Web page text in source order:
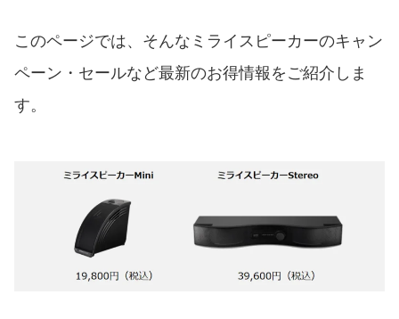
このページでは、そんなミライスピーカーのキャン
ペーン・セールなど最新のお得情報をご紹介しま
す。